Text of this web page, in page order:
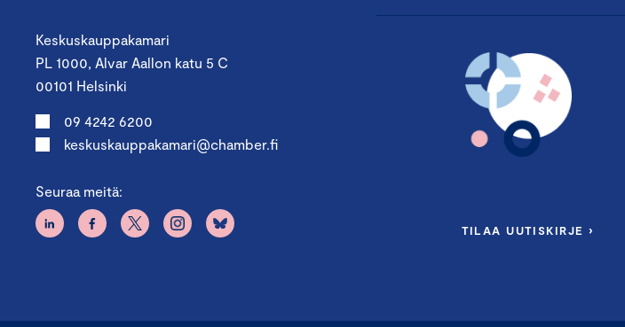
Keskuskauppakamari
PL 1000, Alvar Aallon katu 5 C
00101 Helsinki
09 4242 6200
keskuskauppakamari@chamber.fi
Seuraa meitä:
TILAA UUTISKIRJE ›